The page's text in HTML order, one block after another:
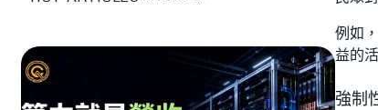
例如
益的
強制